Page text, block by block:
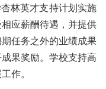
林英才支持计划实施
应薪酬待遇，并提供
任务之外的业绩成果
果奖励。学校支持高
作。